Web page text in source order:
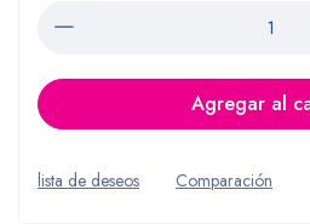
Agregar al
lista de deseos Comparación